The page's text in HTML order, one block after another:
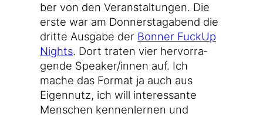
ber von den Ver­an­stal­tun­gen. Die
ers­te war am Don­ners­tag­abend die
drit­te Aus­ga­be der Bon­ner Fuck­Up
Nights. Dort tra­ten vier her­vor­ra­
gen­de Speaker/innen auf. Ich
mache das For­mat ja auch aus
Eigen­nutz, ich will inter­es­san­te
Men­schen ken­nen­ler­nen und